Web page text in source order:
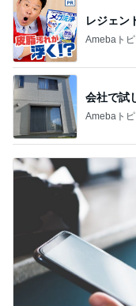
レジェン
Amebaト
会社で試
Amebaト